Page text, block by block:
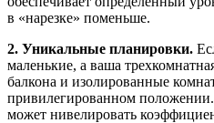
в «нарезке» поменьше.
2. Уникальные планировки.
маленькие, а ваша
балкона и изолированные
привилегированном
может нивелировать